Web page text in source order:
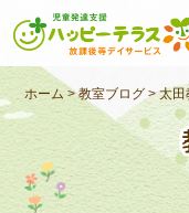
私たちにつ
未就学のお
小学生〜高
ホーム >教室ブログ>太田